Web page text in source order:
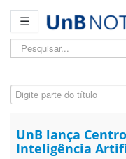
☰
Pesquisar...
Digite parte do título
UnB lança
Inteligência